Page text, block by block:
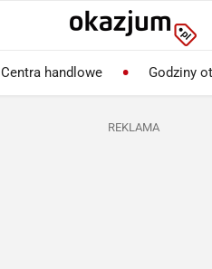
Centra handlowe Godziny
REKLAMA